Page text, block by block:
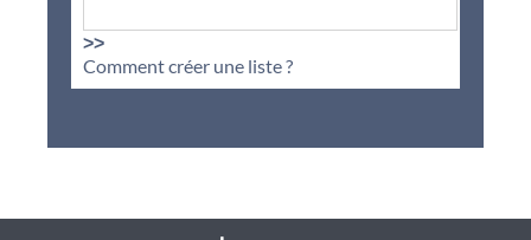
>>
Comment créer une liste ?